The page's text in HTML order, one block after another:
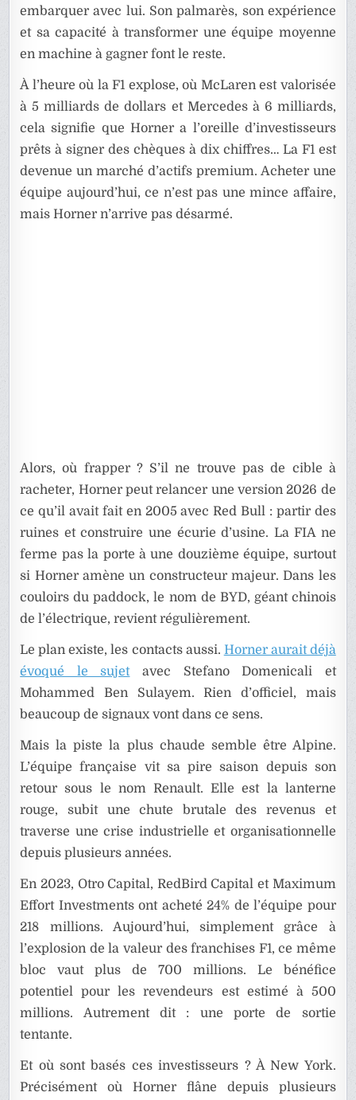
embarquer avec lui. Son palmarès, son expérience
et sa capacité à transformer une équipe moyenne
en machine à gagner font le reste.
À l’heure où la F1 explose, où McLaren est valorisée
à 5 milliards de dollars et Mercedes à 6 milliards,
cela signifie que Horner a l’oreille d’investisseurs
prêts à signer des chèques à dix chiffres… La F1 est
devenue un marché d’actifs premium. Acheter une
équipe aujourd’hui, ce n’est pas une mince affaire,
mais Horner n’arrive pas désarmé.
Alors, où frapper ? S’il ne trouve pas de cible à
racheter, Horner peut relancer une version 2026 de
ce qu’il avait fait en 2005 avec Red Bull : partir des
ruines et construire une écurie d’usine. La FIA ne
ferme pas la porte à une douzième équipe, surtout
si Horner amène un constructeur majeur. Dans les
couloirs du paddock, le nom de BYD, géant chinois
de l’électrique, revient régulièrement.
Le plan existe, les contacts aussi. Horner aurait déjà
évoqué le sujetavec Stefano Domenicali et
Mohammed Ben Sulayem. Rien d’officiel, mais
beaucoup de signaux vont dans ce sens.
Mais la piste la plus chaude semble être Alpine.
L’équipe française vit sa pire saison depuis son
retour sous le nom Renault. Elle est la lanterne
rouge, subit une chute brutale des revenus et
traverse une crise industrielle et organisationnelle
depuis plusieurs années.
En 2023, Otro Capital, RedBird Capital et Maximum
Effort Investments ont acheté 24% de l’équipe pour
218 millions. Aujourd’hui, simplement grâce à
l’explosion de la valeur des franchises F1, ce même
bloc vaut plus de 700 millions. Le bénéfice
potentiel pour les revendeurs est estimé à 500
millions. Autrement dit : une porte de sortie
tentante.
Et où sont basés ces investisseurs ? À New York.
Précisément où Horner flâne depuis plusieurs